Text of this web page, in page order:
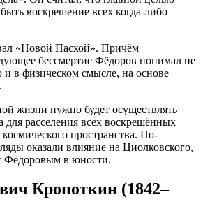
воскрешение всех когда-либо
«Новой Пасхой». Причём
бессмертие Фёдоров понимал не
и в физическом смысле, на основе
жизни нужно будет осуществлять
расселения всех воскрешённых
космического пространства. По-
оказали влияние на Циолковского,
Фёдоровым в юности.
Кропоткин (1842–